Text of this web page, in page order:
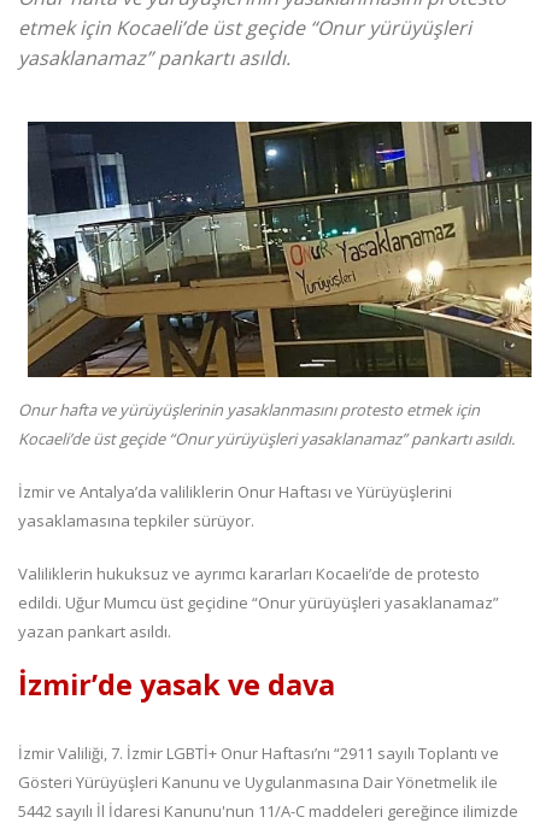
etmek için Kocaeli’de üst geçide “Onur yürüyüşleri
yasaklanamaz” pankartı asıldı.
Onur hafta ve yürüyüşlerinin yasaklanmasını protesto etmek için
Kocaeli’de üst geçide “Onur yürüyüşleri yasaklanamaz” pankartı asıldı.
İzmir ve Antalya’da valiliklerin Onur Haftası ve Yürüyüşlerini
yasaklamasına tepkiler sürüyor.
Valiliklerin hukuksuz ve ayrımcı kararları Kocaeli’de de protesto
edildi. Uğur Mumcu üst geçidine “Onur yürüyüşleri yasaklanamaz”
yazan pankart asıldı.
İzmir’de yasak ve dava
İzmir Valiliği, 7. İzmir LGBTİ+ Onur Haftası’nı “2911 sayılı Toplantı ve
Gösteri Yürüyüşleri Kanunu ve Uygulanmasına Dair Yönetmelik ile
5442 sayılı İl İdaresi Kanunu'nun 11/A-C maddeleri gereğince ilimizde